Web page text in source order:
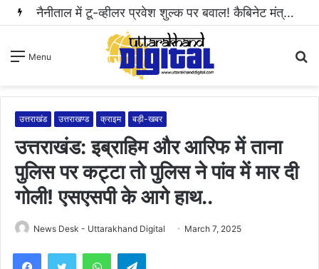
नैनीताल में टू-व्हीलर प्रवेश शुल्क पर बवाल! कैबिनेट मंत्री राम सिंह कैड़ा ने रुकवाई वसूली..
Menu
उत्तराखंड उत्तराखण्ड क्राइम बड़ी-खबर
उत्तराखंड: इब्राहिम और आरिफ में ताना
पुलिस पर कट्टा तो पुलिस ने पांव में मार दी
गोली! एसएसपी के आगे हाथ..
News Desk - Uttarakhand Digital March 7, 2025
WhatsAppTelegram